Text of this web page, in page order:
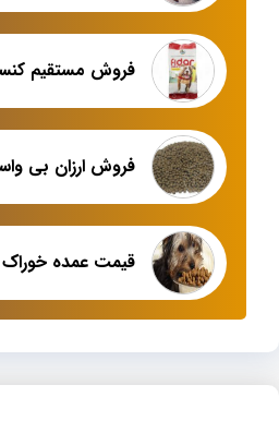
فروش مستقیم
قیمت عمده خوراک